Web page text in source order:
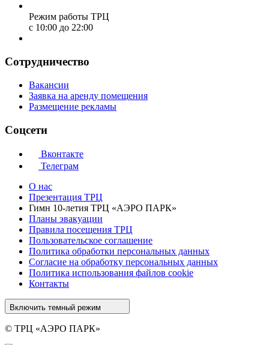
Режим работы ТРЦ
с 10:00 до 22:00
Сотрудничество
Вакансии
Заявка на аренду помещения
Размещение рекламы
Соцсети
Вконтакте
Телеграм
О нас
Презентация ТРЦ
Гимн 10-летия ТРЦ «АЭРО ПАРК»
Планы эвакуации
Правила посещения ТРЦ
Пользовательское соглашение
Политика обработки персональных данных
Cогласие на обработку персональных данных
Политика использования файлов cookie
Контакты
Включить темный режим
© ТРЦ «АЭРО ПАРК»